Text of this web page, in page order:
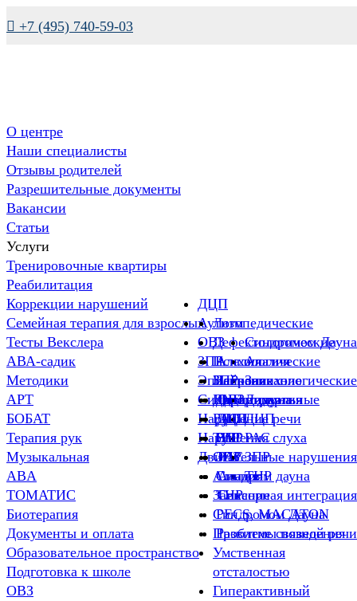
 +7 (495) 740-59-03
О центре
Наши специалисты
Отзывы родителей
Разрешительные документы
Вакансии
Статьи
Услуги
Тренировочные квартиры
Реабилитация
ДЦП
Аутизм
ОВЗ
ЗПР
Эпилепсия
Синдром дауна
Нарушение речи
Нарушения слуха
Двигательные нарушения
Коррекции нарушений
Логопедические
Синдромом Дауна
Алалия
Заикание
Дизартия
ДЦП
РАС
ЗПР
ТНР
Дефектологические
Алалия
Заикание
Дизартрия
ДЦП
РАС
ЗПР
Синдром дауна
ТНР
PECS, MACATON
Развитие связной речи
Психологические
ЗПР
ДЦП
РАС
ТНР
ОВЗ
Алалия
Заикание
Синдромом Дауна
Проблемы поведения
Умственная
отсталостью
Гиперактивный
Нейропсихологические
ОВЗ
ДЦП
ЗПР
РАС
Алалия
Сенсорная интеграция
Индивидуальные
Семейная терапия для взрослых
Тесты Векслера
АВА-садик
Методики
АРТ
БОБАТ
Терапия рук
Музыкальная
ABA
ТОМАТИС
Биотерапия
Документы и оплата
Образовательное пространство
Подготовка к школе
ОВЗ